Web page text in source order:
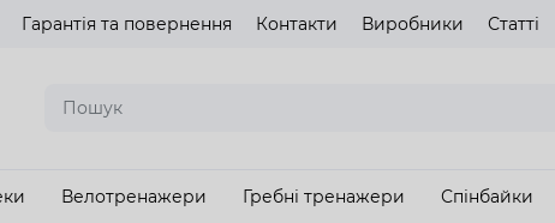
Гарантія та повернення Контакти Виробники Статті
Велотренажери Гребні тренажери Спінбайки